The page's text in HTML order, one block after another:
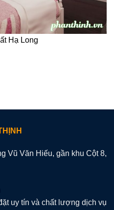
Hạ Long
Vũ Văn Hiếu, gần khu Cột 8,
uy tín và chất lượng dịch vụ